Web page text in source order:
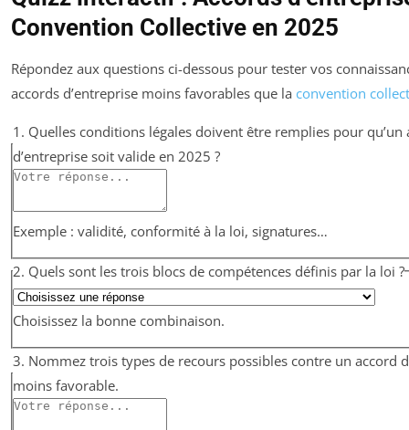
Convention Collective en 2025
Répondez aux questions ci-dessous pour tester vos
accords d’entreprise moins favorables que la convention
1. Quelles conditions légales doivent être remplies pour qu’un
d’entreprise soit valide en 2025 ?
Exemple : validité, conformité à la loi, signatures…
2. Quels sont les trois blocs de compétences définis par la loi ?
Choisissez la bonne combinaison.
3. Nommez trois types de recours possibles contre un accord
moins favorable.